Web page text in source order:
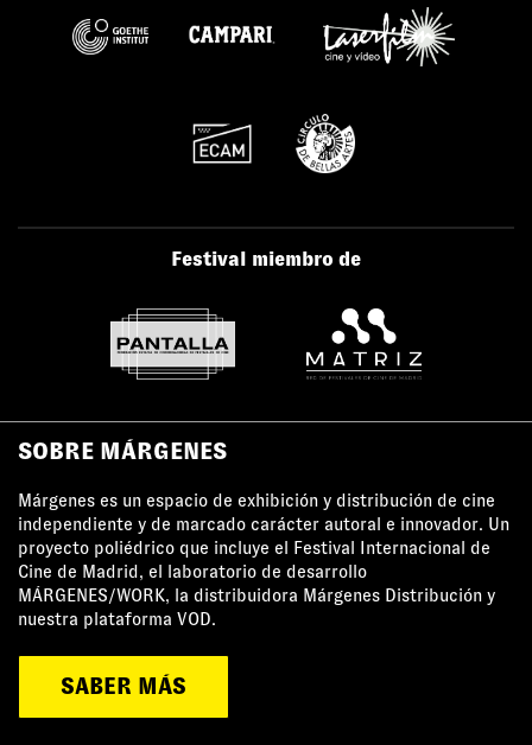
Festival miembro de
SOBRE MÁRGENES
Márgenes es un espacio de exhibición y distribución de cine
independiente y de marcado carácter autoral e innovador. Un
proyecto poliédrico que incluye el Festival Internacional de
Cine de Madrid, el laboratorio de desarrollo
MÁRGENES/WORK, la distribuidora Márgenes Distribución y
nuestra plataforma VOD.
SABER MÁS